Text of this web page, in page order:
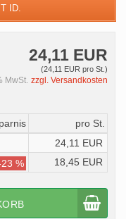
ID.
24,11 EUR
(24,11 EUR pro St.)
MwSt. zzgl. Versandkosten
pro St.
24,11 EUR
% 18,45 EUR